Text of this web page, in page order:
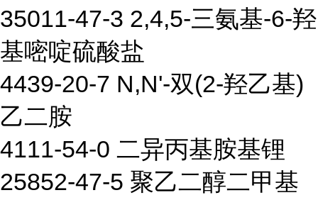
35011-47-3 2,4,5-三氨基-6-羟
基嘧啶硫酸盐
4439-20-7 N,N'-双(2-羟乙基)
乙二胺
4111-54-0 二异丙基胺基锂
25852-47-5 聚乙二醇二甲基